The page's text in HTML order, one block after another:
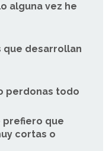
alguna vez he
que desarrollan
perdonas todo
prefiero que
cortas o